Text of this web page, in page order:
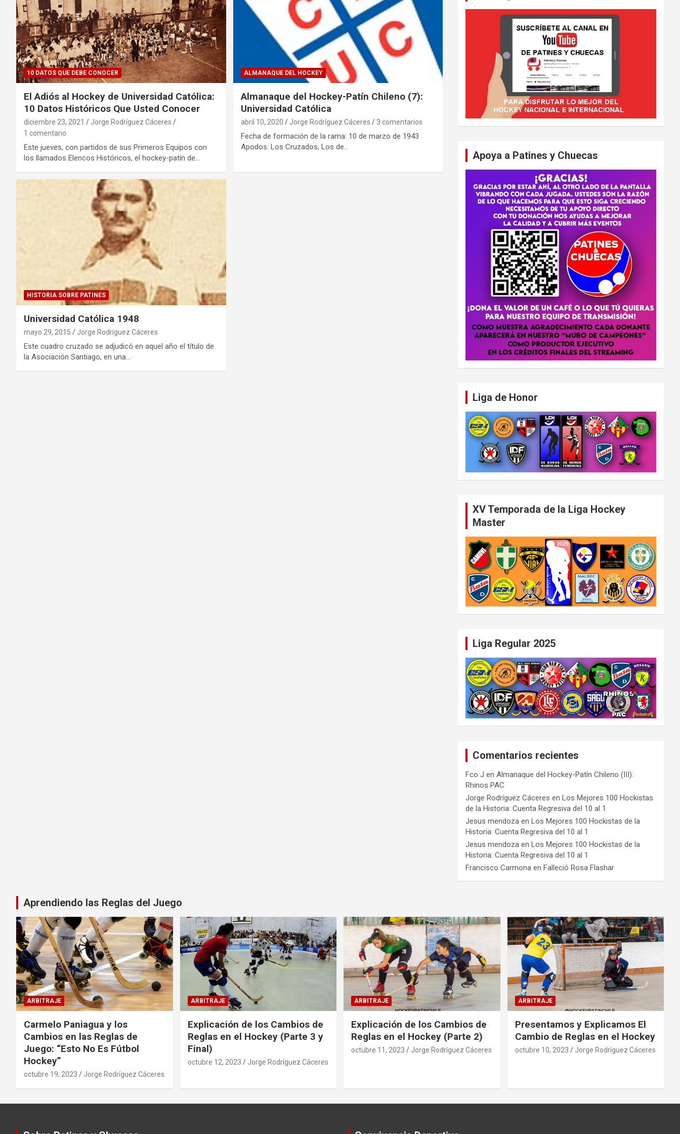
10 DATOS QUE DEBE CONOCER
El Adiós al Hockey de Universidad Católica:
10 Datos Históricos Que Usted Conocer
diciembre 23, 2021
Jorge Rodríguez Cáceres
1 comentario
Este jueves, con partidos de sus Primeros Equipos con
los llamados Elencos Históricos, el hockey-patín de…
ALMANAQUE DEL HOCKEY
Almanaque del Hockey-Patín Chileno (7):
Universidad Católica
abril 10, 2020 Jorge Rodríguez Cáceres 3 comentarios
Fecha de formación de la rama: 10 de marzo de 1943
Apodos: Los Cruzados, Los de…
HISTORIA SOBRE PATINES
Universidad Católica 1948
mayo 29, 2015 Jorge Rodríguez Cáceres
Este cuadro cruzado se adjudicó en aquel año el título de
la Asociación Santiago, en una…
Apoya a Patines y Chuecas
Liga de Honor
XV Temporada de la Liga Hockey
Master
Liga Regular 2025
Comentarios recientes
Fco J enAlmanaque del Hockey-Patín Chileno (III):
Rhinos PAC
Jorge Rodríguez Cáceres enLos Mejores 100 Hockistas
de la Historia: Cuenta Regresiva del 10 al 1
Jesus mendoza enLos Mejores 100 Hockistas de la
Historia: Cuenta Regresiva del 10 al 1
Jesus mendoza enLos Mejores 100 Hockistas de la
Historia: Cuenta Regresiva del 10 al 1
Francisco Carmona enFalleció Rosa Flashar
Aprendiendo las Reglas del Juego
ARBITRAJE
Carmelo Paniagua y los
Cambios en las Reglas de
Juego: “Esto No Es Fútbol
Hockey”
octubre 19, 2023 Jorge Rodríguez Cáceres
ARBITRAJE
Explicación de los Cambios de
Reglas en el Hockey (Parte 3 y
Final)
octubre 12, 2023 Jorge Rodríguez Cáceres
ARBITRAJE
Explicación de los Cambios de
Reglas en el Hockey (Parte 2)
octubre 11, 2023 Jorge Rodríguez Cáceres
ARBITRAJE
Presentamos y Explicamos El
Cambio de Reglas en el Hockey
octubre 10, 2023 Jorge Rodríguez Cáceres